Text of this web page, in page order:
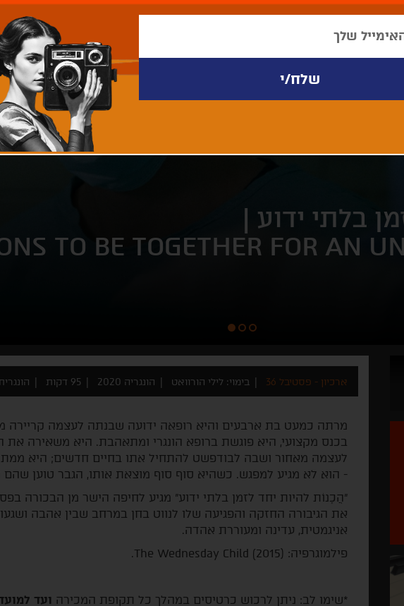
בלתי ידוע |
TO BE TOGETHER FOR AN
ארכיון - פסטיבל 36 בימוי: לילי הורוואט הונגריה 2020 95 דקות
מרתה כמעט בת ארבעים והיא רופאה ידועה שבנתה לעצמה קריירה
בכנס מקצועי, היא פוגשת ברופא הונגרי ומתאהבת. היא משאירה את
לעצמה מאחור ושבה לבודפשט להתחיל אתו בחיים חדשים; היא
- הוא לא מגיע למפגש. כשהיא סוף סוף מוצאת אותו, הגבר טוען שהם
"הֲכָנוֹת להיות יחד לזמן בלתי ידוע" מגיע לחיפה הישר מן הבכורה
את הגיבורה החזקה והפגיעה שלו לנווט בחן במרחב שבין אהבה
אניגמטית, עדינה ומעוררת אהדה.
פילמוגרפיה: (The Wednesday Child (2015.
*שימו לב: ניתן לרכוש כרטיסים במהלך כל תקופת המכירה ועד